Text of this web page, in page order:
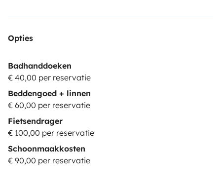
Opties
Badhanddoeken
€ 40,00 per reservatie
Beddengoed + linnen
€ 60,00 per reservatie
Fietsendrager
€ 100,00 per reservatie
Schoonmaakkosten
€ 90,00 per reservatie